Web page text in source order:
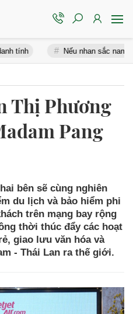
Nếu nhan sắc nam thần có
Thị Phương
Pang
bên sẽ cùng nghiên
du lịch và bảo hiểm phi
trên mạng bay rộng
thời thúc đẩy các hoạt
giao lưu văn hóa và
- Thái Lan ra thế giới.